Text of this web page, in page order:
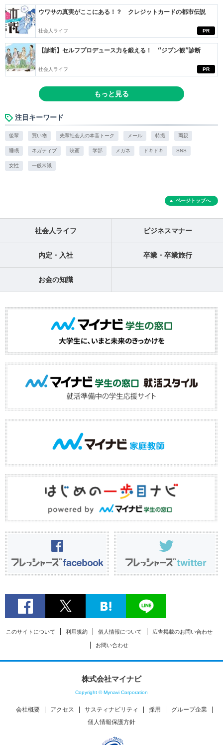
PR
ウワサの真実がここにある！？ クレジットカードの都市伝説
社会人ライフ
PR
【診断】セルフプロデュース力を鍛える！ “ジブン観”診断
社会人ライフ
もっと見る
注目キーワード
後輩 買い物 先輩社会人の本音トーク メール 特撮 両親
睡眠 ネガティブ 映画 学部 メガネ ドキドキ SNS
女性 一般常識
ページトップへ
社会人ライフ ビジネスマナー
内定・入社 卒業・卒業旅行
お金の知識
このサイトについて 利用規約 個人情報について 広告掲載のお問い合わせ
お問い合わせ
株式会社マイナビ
Copyright © Mynavi Corporation
会社概要 アクセス サスティナビリティ 採用
グループ企業
個人情報保護方針